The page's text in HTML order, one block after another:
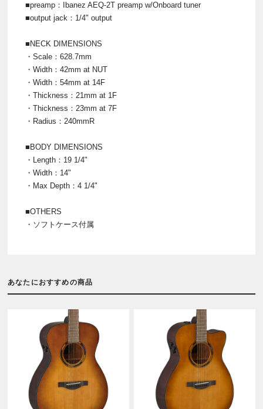
■preamp：Ibanez AEQ-2T preamp w/Onboard tuner
■output jack：1/4" output
■NECK DIMENSIONS
・Scale：628.7mm
・Width：42mm at NUT
・Width：54mm at 14F
・Thickness：21mm at 1F
・Thickness：23mm at 7F
・Radius：240mmR
■BODY DIMENSIONS
・Length：19 1/4"
・Width：14"
・Max Depth：4 1/4"
■OTHERS
・ソフトケース付属
あなたにおすすめの商品